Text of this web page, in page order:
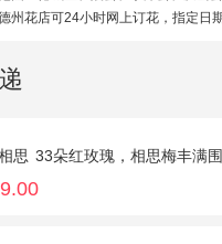
花店可24小时网上订花，指定日
思 33朵红玫瑰，相思梅丰满